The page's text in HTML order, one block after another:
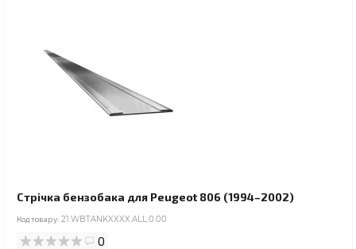
Стрічка бензобака для Peugeot 806 (1994–2002)
Код товару: 21.WBTANKXXXX.ALL.0.00
0